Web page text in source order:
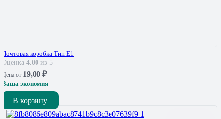
Почтовая коробка Тип Е1
Оценка 4.00 из 5
Цена от 19,00 ₽
Ваша экономия
В корзину